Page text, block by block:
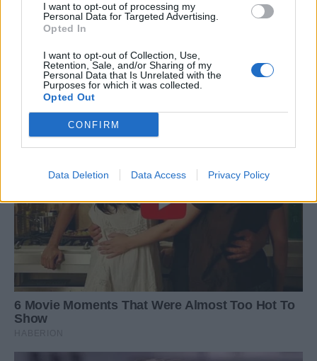
I want to opt-out of processing my
Personal Data for Targeted Advertising.
Opted In
I want to opt-out of Collection, Use,
Retention, Sale, and/or Sharing of my
Personal Data that Is Unrelated with the
Purposes for which it was collected.
Opted Out
CONFIRM
Data Deletion Data Access Privacy Policy